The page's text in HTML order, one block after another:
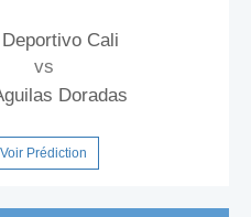
Deportivo Cali
vs
Doradas
Voir Prédiction